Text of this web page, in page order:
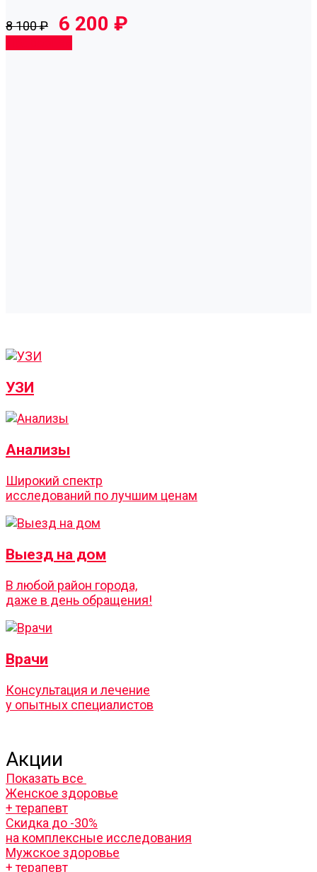
8 100 ₽ 6 200 ₽
УЗИ
Анализы
Широкий спектр
исследований по лучшим ценам
Выезд на дом
В любой район города,
даже в день обращения!
Врачи
Консультация и лечение
у опытных специалистов
Акции
Показать все
Женское здоровье
+ терапевт
Скидка до -30%
на комплексные исследования
Мужское здоровье
+ терапевт